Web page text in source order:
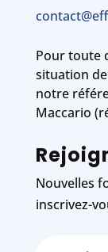
Pour toute
situation
notre
Maccario
Nouvelles
inscrivez-